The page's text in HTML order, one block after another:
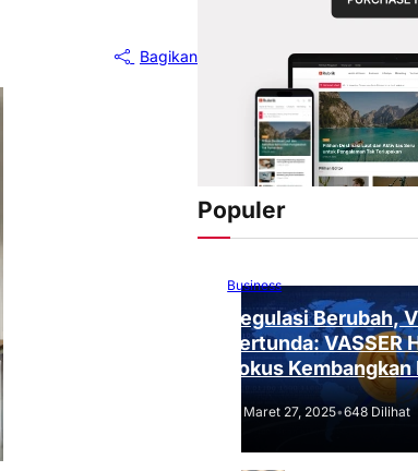
Bagikan
Populer
Business
Regulasi Berubah,
Tertunda: VASSER
Fokus
Tantangan
Maret 27, 2025•648 Dilihat